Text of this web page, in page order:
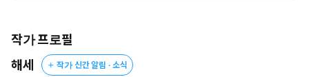
“힘 빼라니까. 던전 안에서 팀장 지시에 어떻게 행동해야 하는지
모릅니까?”
“절, 절대보, 복조, 흐아, 앙!”
작가 프로필
해세
작가 신간 알림 · 소식